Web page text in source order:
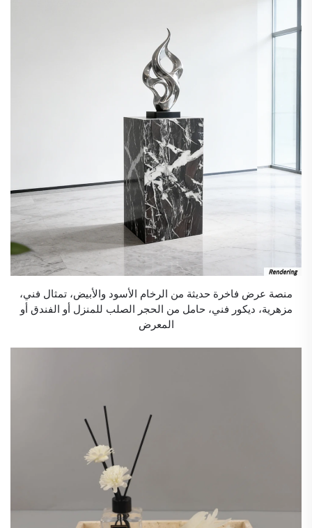
منصة عرض فاخرة حديثة من الرخام الأسود والأبيض، تمثال فني،
مزهرية، ديكور فني، حامل من الحجر الصلب للمنزل أو الفندق أو
المعرض